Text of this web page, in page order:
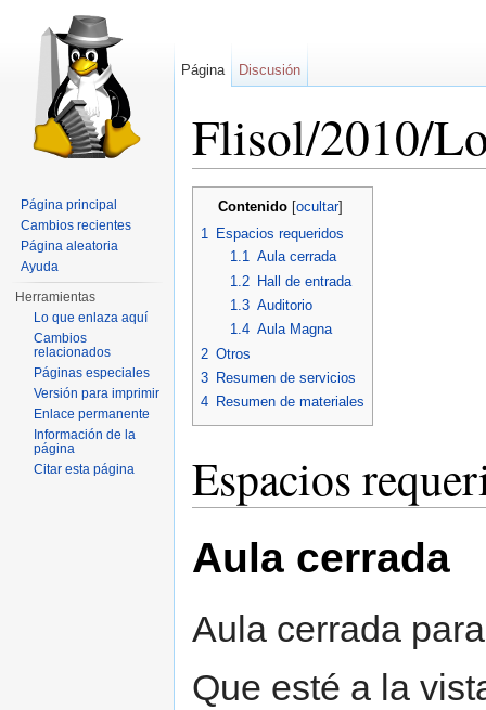
Flisol/2010/
Contenido ocultar]
1 Espacios requeridos
1.1 Aula cerrada
1.2
Hall de entrada
1.3 Auditorio
1.4 Aula Magna
2 Otros
3 Resumen de servicios
4 Resumen de materiales
Espacios
Aula cerrada
Aula cerrada
Que esté a la
Página Discusión
Página principal
Cambios recientes
Página aleatoria
Ayuda
Herramientas
Lo que enlaza aquí
Cambios
relacionados
Páginas especiales
Versión para imprimir
Enlace permanente
Información de la
página
Citar esta página